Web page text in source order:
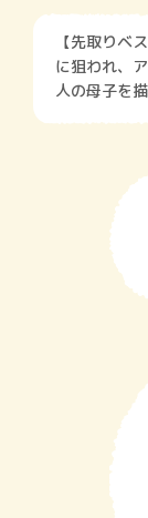
【先取りベ
に狙われ、
人の母子を